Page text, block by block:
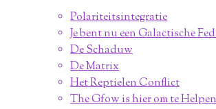
Polariteitsintegratie
Je bent nu een Galactische
De Schaduw
De Matrix
Het Reptielen Conflict
The Gfow is hier om te Helpen